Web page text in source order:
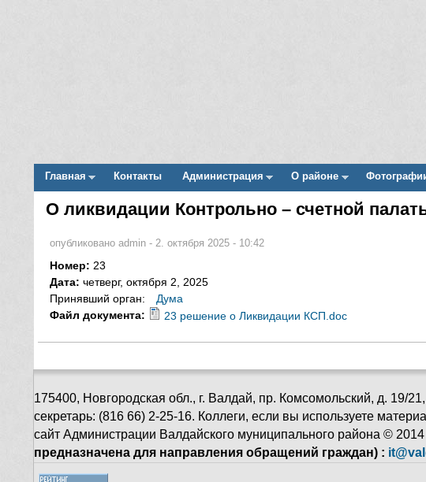
Main menu
Главная Контакты Администрация О районе
Вы здесь
О ликвидации Контрольно – счетной
опубликовано admin - 2. октября 2025 - 10:42
Номер: 23
Дата: четверг, октября 2, 2025
Принявший орган:
Дума
Файл документа:
23 решение о Ликвидации КСП.doc
175400, Новгородская обл., г. Валдай, пр. Комсомольский, д. 19/21,
секретарь: (816 66) 2-25-16. Коллеги, если вы используете
сайт Администрации Валдайского муниципального района © 2014
предназначена для направления обращений граждан) :